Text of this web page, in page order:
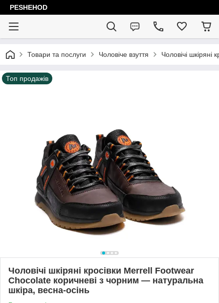
PESHEHOD
Товари та послуги Чоловіче взуття Чоловічі шкіряні
Топ продажів
Чоловічі шкіряні кросівки Merrell Footwear
Chocolate коричневі з чорним — натуральна
шкіра, весна-осінь